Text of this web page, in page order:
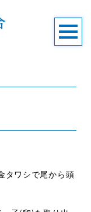
タワシで尾から頭